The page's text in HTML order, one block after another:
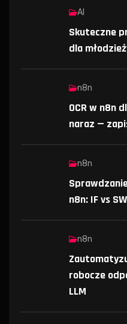
AI
Skuteczne
dla
n8n
OCR w n8n
naraz —
n8n
n8n: IF vs
n8n
robocze
LLM